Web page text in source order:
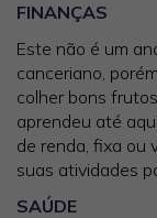
FINANÇAS
Este não é um
canceriano,
colher bons
aprendeu até
de renda, fixa ou
suas atividades
SAÚDE